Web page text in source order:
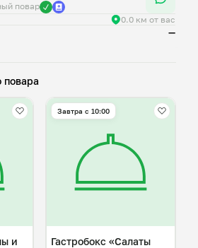
повар
0.0 км от вас
—
повара
и
Завтра c 10:00
Гастробокс «Салаты